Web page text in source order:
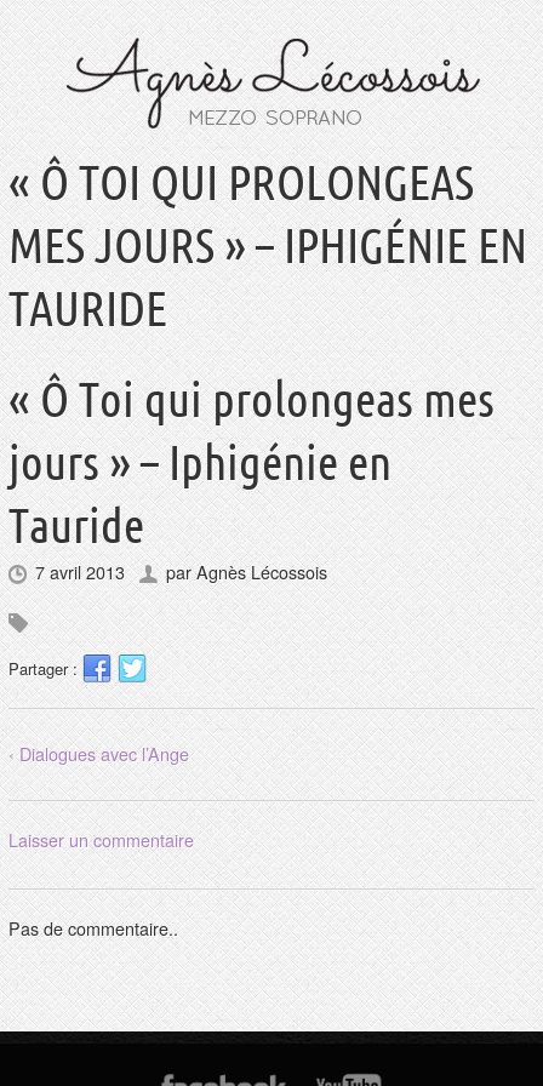
« Ô TOI QUI PROLONGEAS
MES JOURS » – IPHIGÉNIE EN
TAURIDE
« Ô Toi qui prolongeas mes
jours » – Iphigénie en
Tauride
7 avril 2013 parAgnès Lécossois
Partager :
‹ Dialogues avec l’Ange
Laisser un commentaire
Pas de commentaire..